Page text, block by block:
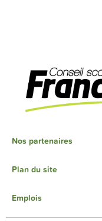
Nos partenaires
Plan du site
Emplois